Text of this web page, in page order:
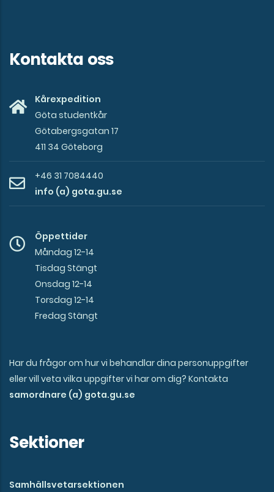
Kontakta oss
Kårexpedition
Göta studentkår
Götabergsgatan 17
411 34 Göteborg
+46 31 7084440
info (a) gota.gu.se
Öppettider
Måndag 12-14
Tisdag Stängt
Onsdag 12-14
Torsdag 12-14
Fredag Stängt
Har du frågor om hur vi behandlar dina personuppgifter
eller vill veta vilka uppgifter vi har om dig? Kontakta
samordnare (a) gota.gu.se
Sektioner
Samhällsvetarsektionen